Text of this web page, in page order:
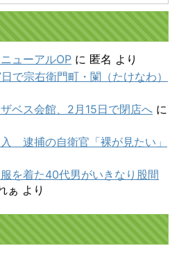
ューアルOP に 匿名 より
で宗右衛門町・闌（たけなわ）
ベス会館、2月15日で閉店へ に
逮捕の自衛官「裸が見たい」
を着た40代男がいきなり股間
ぁ より